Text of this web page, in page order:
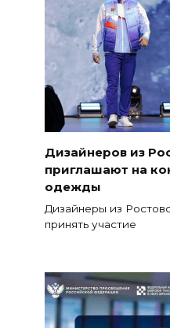
Дизайнеров из
приглашают на
одежды
Дизайнеры из
принять участие